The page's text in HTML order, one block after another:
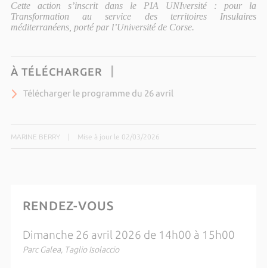
Cette action s’inscrit dans le PIA UNIversité : pour la
Transformation au service des territoires Insulaires
méditerranéens, porté par l’Université de Corse.
À TÉLÉCHARGER
Télécharger le programme du 26 avril
MARINE BERRY Mise à jour le 02/03/2026
RENDEZ-VOUS
Dimanche 26 avril 2026 de 14h00 à 15h00
Parc Galea, Taglio Isolaccio